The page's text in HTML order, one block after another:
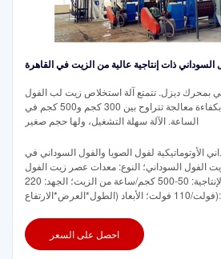
ذات إنتاجية عالية من الزيت في القاهرة
بمحرك ديزل. تتمتع آلة استخلاص زيت لب الفول
السوداني التجارية هذه بكفاءة معالجة تتراوح بين 300 كجم و500 كجم في
الساعة. الآلة سهلة التشغيل، ولها حجم صغير
الأوتوماتيكية لفول الصويا والفول السوداني في
الفول السوداني؛ النوع: معدات عصر زيت الفول
السوداني؛ القدرة الإنتاجية: 50-500 كجم/ساعة من الزيت؛ الجهد: 220
فولت/110 فولت؛ الأبعاد (الطول*العرض*الارتفاع):
احصل على السعر